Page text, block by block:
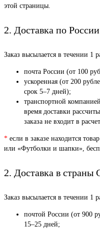
этой страницы.
2. Доставка по России
Заказ высылается в течении 1
почта России (от 100
ускоренная (от 200
срок 5–7 дней);
транспортной
время доставки
заказа не входит в
* если в заказе находится
или «Футболки и шапки»,
2. Доставка в страны
Заказ высылается в течении 1
почтой России (от 900
15–25 дней;